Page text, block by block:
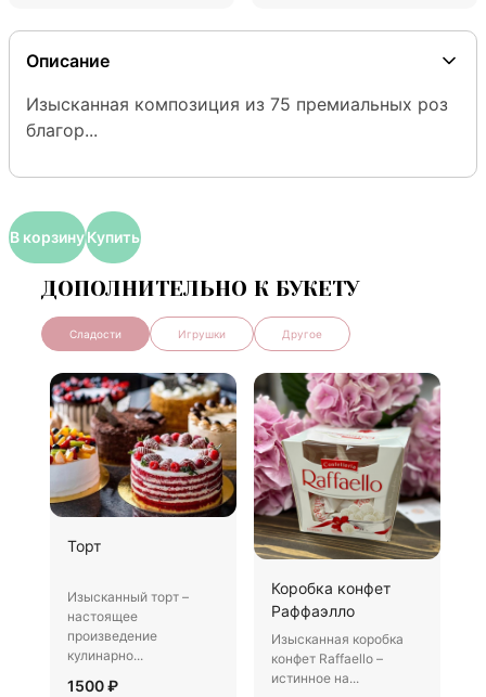
Описание
Изысканная композиция из 75 премиальных роз
благор...
В корзинуКупить
ДОПОЛНИТЕЛЬНО К БУКЕТУ
Сладости Игрушки Другое
Торт
Изысканный торт –
настоящее
произведение
кулинарно...
1500 ₽
Коробка конфет
Раффаэлло
Изысканная коробка
конфет Raffaello –
истинное на...